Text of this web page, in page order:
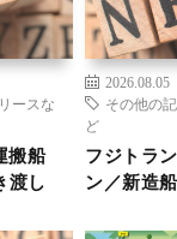
ースな
搬船
渡し
2026.08.05
その他の
ど
フジトラ
ン／新造